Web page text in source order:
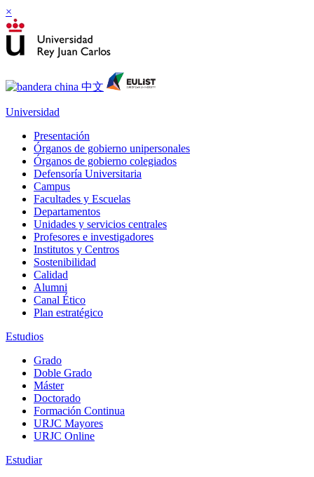
×
Universidad
Presentación
Órganos de gobierno unipersonales
Órganos de gobierno colegiados
Defensoría Universitaria
Campus
Facultades y Escuelas
Departamentos
Unidades y servicios centrales
Profesores e investigadores
Institutos y Centros
Sostenibilidad
Calidad
Alumni
Canal Ético
Plan estratégico
Estudios
Grado
Doble Grado
Máster
Doctorado
Formación Continua
URJC Mayores
URJC Online
Estudiar